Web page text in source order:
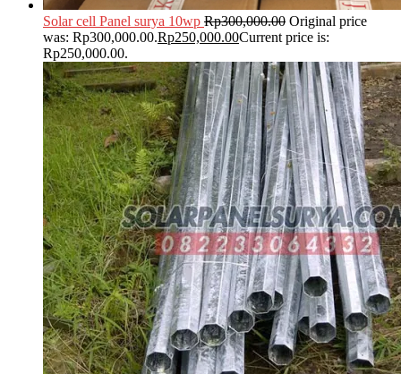
Solar cell Panel surya 10wp Rp300,000.00 Original price
was: Rp300,000.00.Rp250,000.00Current price is:
Rp250,000.00.